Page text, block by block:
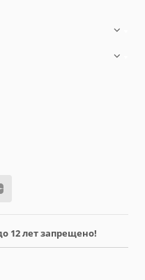
12 лет запрещено!